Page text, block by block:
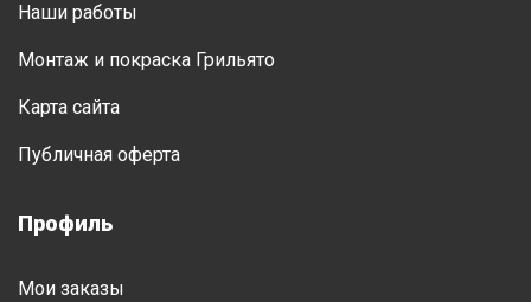
Наши работы
Монтаж и покраска Грильято
Карта сайта
Публичная оферта
Профиль
Мои заказы